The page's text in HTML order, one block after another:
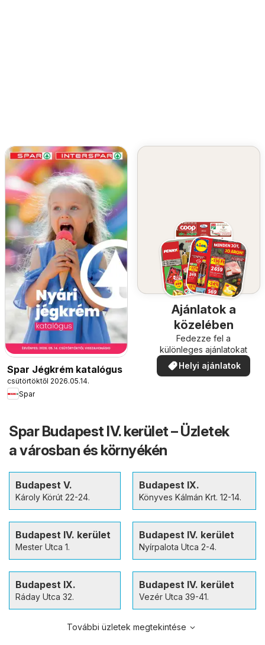
Spar Jégkrém katalógus
csütörtöktől 2026.05.14.
Spar
Ajánlatok a
közelében
Fedezze fel a
különleges ajánlatokat
Helyi ajánlatok
Spar Budapest IV. kerület – Üzletek
a városban és környékén
Budapest V.
Károly Körút 22-24.
Budapest IX.
Könyves Kálmán Krt. 12-14.
Budapest IV. kerület
Mester Utca 1.
Budapest IV. kerület
Nyírpalota Utca 2-4.
Budapest IX.
Ráday Utca 32.
Budapest IV. kerület
Vezér Utca 39-41.
További üzletek megtekintése